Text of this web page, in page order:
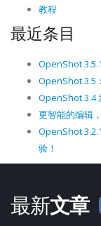
教程
最近条目
OpenShot
OpenShot 3.5
OpenShot 3.4
更智能的编辑
OpenShot
验！
最新文章